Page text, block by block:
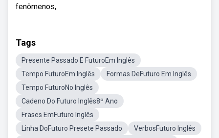
fenômenos,.
Tags
Presente Passado E FuturoEm Inglês
Tempo FuturoEm Inglês
Formas DeFuturo Em Inglês
Tempo FuturoNo Inglês
Cadeno Do Futuro Inglês8º Ano
Frases EmFuturo Inglês
Linha DoFuturo Presete Passado
VerbosFuturo Inglês